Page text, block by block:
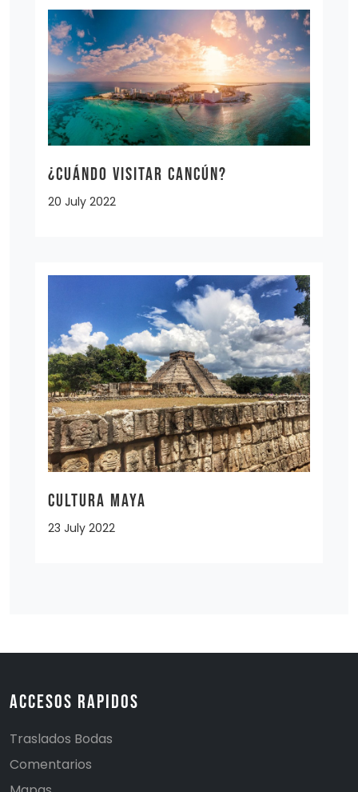
¿Cuándo visitar Cancún?
20 July 2022
CULTURA MAYA
23 July 2022
Accesos Rapidos
Traslados Bodas
Comentarios